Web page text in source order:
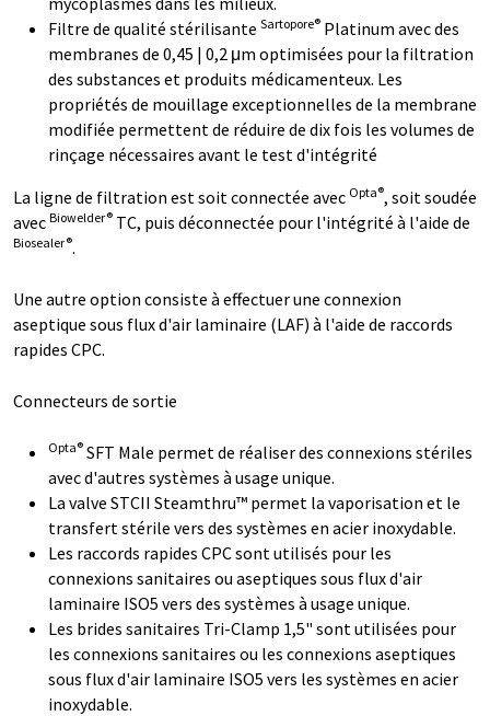
Filtre de qualité stérilisante Sartopore® Platinum avec des
membranes de 0,45 | 0,2 μm optimisées pour la filtration
des substances et produits médicamenteux. Les
propriétés de mouillage exceptionnelles de la membrane
modifiée permettent de réduire de dix fois les volumes de
rinçage nécessaires avant le test d'intégrité
La ligne de filtration est soit connectée avec Opta®, soit soudée
avec Biowelder® TC, puis déconnectée pour l'intégrité à l'aide de
Biosealer®.
Une autre option consiste à effectuer une connexion
aseptique sous flux d'air laminaire (LAF) à l'aide de raccords
rapides CPC.
Connecteurs de sortie
Opta® SFT Male permet de réaliser des connexions stériles
avec d'autres systèmes à usage unique.
La valve STCII Steamthru™ permet la vaporisation et le
transfert stérile vers des systèmes en acier inoxydable.
Les raccords rapides CPC sont utilisés pour les
connexions sanitaires ou aseptiques sous flux d'air
laminaire ISO5 vers des systèmes à usage unique.
Les brides sanitaires Tri-Clamp 1,5" sont utilisées pour
les connexions sanitaires ou les connexions aseptiques
sous flux d'air laminaire ISO5 vers les systèmes en acier
inoxydable.